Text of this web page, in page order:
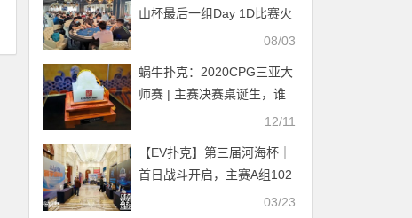
山杯最后一组Day 1D比赛火
热完结。今日泡沫男孩产08/03
蜗牛扑克：2020CPG三亚大
师赛 | 主赛决赛桌诞生，谁
12/11
【EV扑克】第三届河海杯｜
首日战斗开启，主赛A组102
参赛，美女Nicky首日登场拿
03/23